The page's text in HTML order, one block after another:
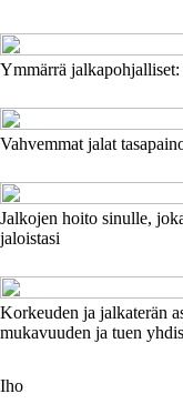
Ymmärrä
Vahvemmat jalat
Jalkojen hoito sinulle,
jaloistasi
Korkeuden ja jalkaterän
mukavuuden ja tuen
Iho